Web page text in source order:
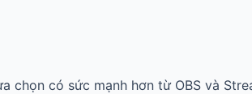
chọn có sức mạnh hơn từ OBS và